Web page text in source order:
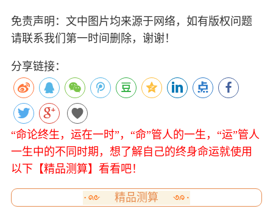
免责声明：文中图片均来源于网络，如有版权问题
请联系我们第一时间删除，谢谢！
分享链接：
“命论终生，运在一时”，“命”管人的一生，“运”管人
一生中的不同时期，想了解自己的终身命运就使用
以下【精品测算】看看吧！
精品测算